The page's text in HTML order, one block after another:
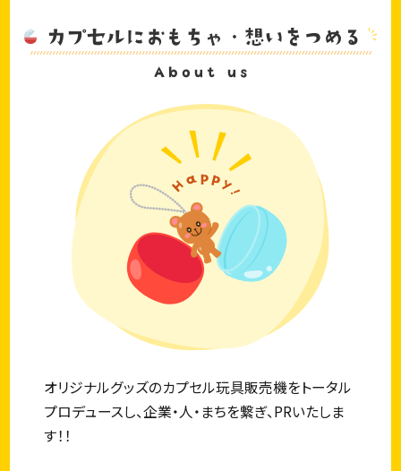
カプセルにおもちゃ・想いをつめる
About us
オリジナルグッズのカプセル玩具販売機をトータル
プロデュースし、企業・人・まちを繋ぎ、PRいたしま
す！！